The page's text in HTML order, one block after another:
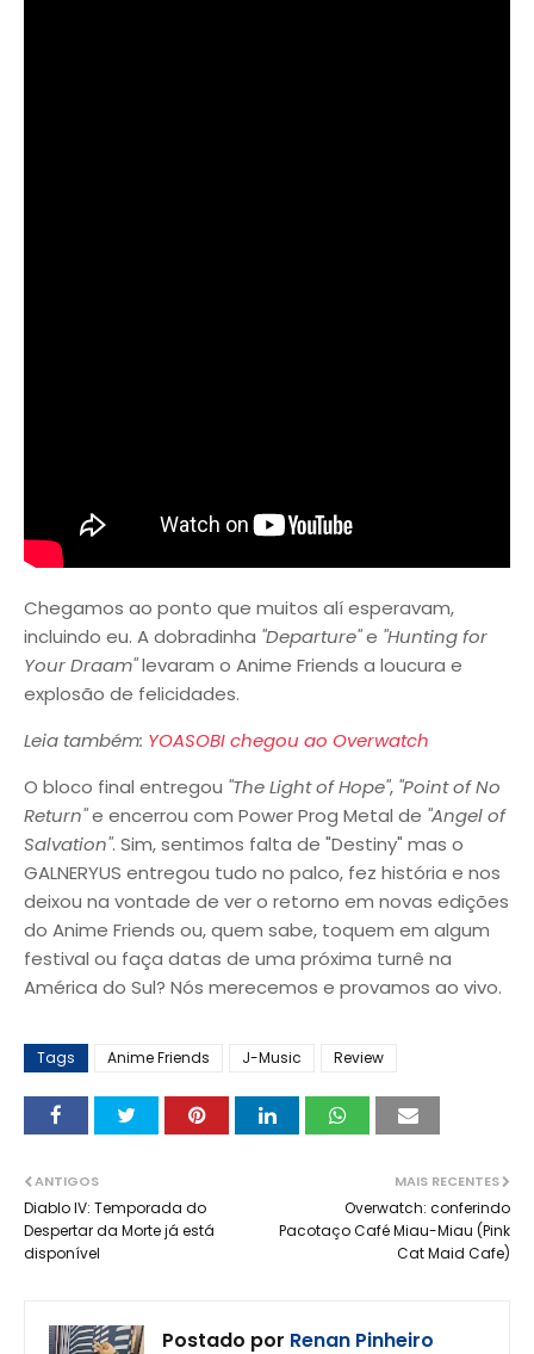
Chegamos ao ponto que muitos alí esperavam,
incluindo eu. A dobradinha "Departure"e "Hunting for
Your Draam"levaram o Anime Friends a loucura e
explosão de felicidades.
Leia também: YOASOBI chegou ao Overwatch
O bloco final entregou "The Light of Hope", "Point of No
Return"e encerrou com Power Prog Metal de "Angel of
Salvation". Sim, sentimos falta de "Destiny" mas o
GALNERYUS entregou tudo no palco, fez história e nos
deixou na vontade de ver o retorno em novas edições
do Anime Friends ou, quem sabe, toquem em algum
festival ou faça datas de uma próxima turnê na
América do Sul? Nós merecemos e provamos ao vivo.
Tags Anime Friends J-Music Review
MAIS RECENTES
Overwatch: conferindo
Pacotaço Café Miau-Miau (Pink
Cat Maid Cafe)
ANTIGOS
Diablo IV: Temporada do
Despertar da Morte já está
disponível
Postado por Renan Pinheiro